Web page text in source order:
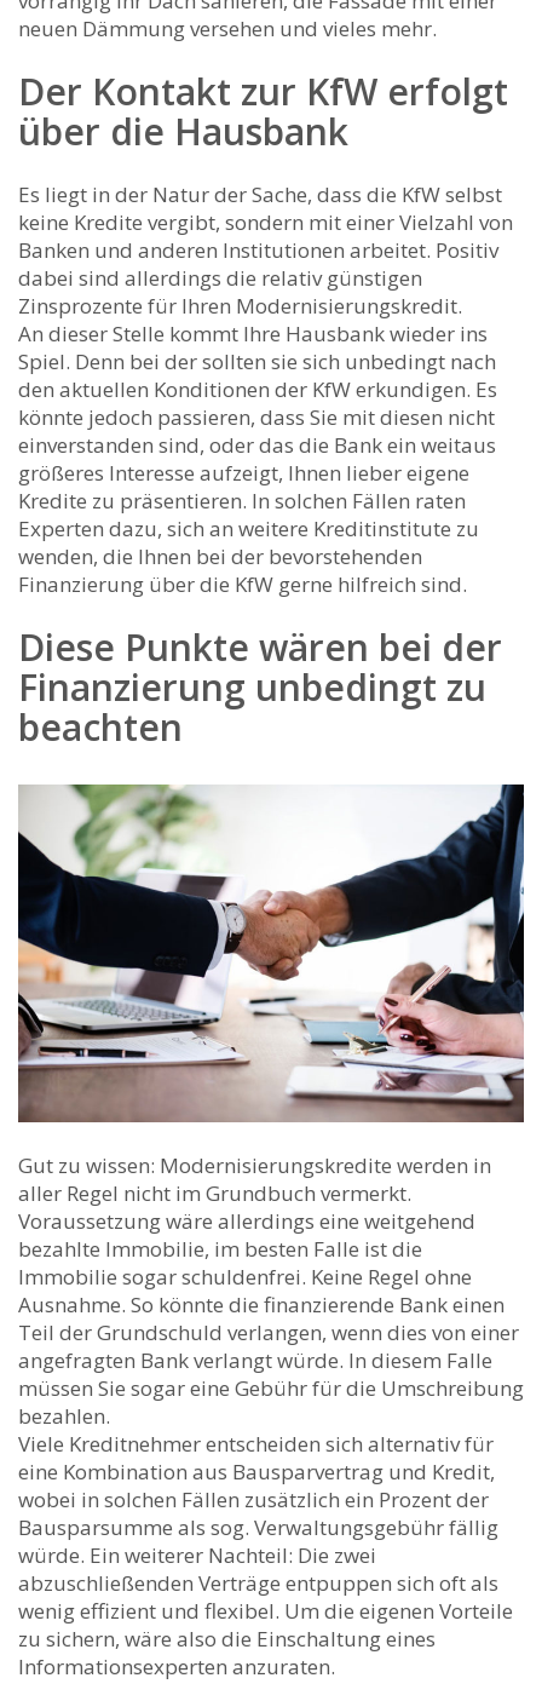
neuen Dämmung versehen und vieles mehr.
Der Kontakt zur KfW erfolgt
über die Hausbank
Es liegt in der Natur der Sache, dass die KfW selbst
keine Kredite vergibt, sondern mit einer Vielzahl von
Banken und anderen Institutionen arbeitet. Positiv
dabei sind allerdings die relativ günstigen
Zinsprozente für Ihren Modernisierungskredit.
An dieser Stelle kommt Ihre Hausbank wieder ins
Spiel. Denn bei der sollten sie sich unbedingt nach
den aktuellen Konditionen der KfW erkundigen. Es
könnte jedoch passieren, dass Sie mit diesen nicht
einverstanden sind, oder das die Bank ein weitaus
größeres Interesse aufzeigt, Ihnen lieber eigene
Kredite zu präsentieren. In solchen Fällen raten
Experten dazu, sich an weitere Kreditinstitute zu
wenden, die Ihnen bei der bevorstehenden
Finanzierung über die KfW gerne hilfreich sind.
Diese Punkte wären bei der
Finanzierung unbedingt zu
beachten
Gut zu wissen: Modernisierungskredite werden in
aller Regel nicht im Grundbuch vermerkt.
Voraussetzung wäre allerdings eine weitgehend
bezahlte Immobilie, im besten Falle ist die
Immobilie sogar schuldenfrei. Keine Regel ohne
Ausnahme. So könnte die finanzierende Bank einen
Teil der Grundschuld verlangen, wenn dies von einer
angefragten Bank verlangt würde. In diesem Falle
müssen Sie sogar eine Gebühr für die Umschreibung
bezahlen.
Viele Kreditnehmer entscheiden sich alternativ für
eine Kombination aus Bausparvertrag und Kredit,
wobei in solchen Fällen zusätzlich ein Prozent der
Bausparsumme als sog. Verwaltungsgebühr fällig
würde. Ein weiterer Nachteil: Die zwei
abzuschließenden Verträge entpuppen sich oft als
wenig effizient und flexibel. Um die eigenen Vorteile
zu sichern, wäre also die Einschaltung eines
Informationsexperten anzuraten.